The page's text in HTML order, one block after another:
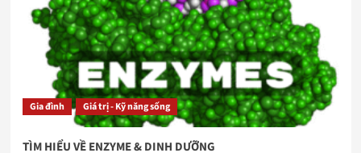
Gia đình Giá trị - Kỹ năng sống
TÌM HIỂU VỀ ENZYME & DINH DƯỠNG